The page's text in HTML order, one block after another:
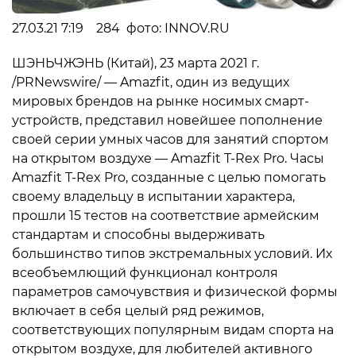
27.03.21 7:19 284 фото: INNOV.RU
ШЭНЬЧЖЭНЬ (Китай), 23 марта 2021 г.
/PRNewswire/ — Amazfit, один из ведущих
мировых брендов на рынке носимых смарт-
устройств, представил новейшее пополнение
своей серии умных часов для занятий спортом
на открытом воздухе — Amazfit T-Rex Pro. Часы
Amazfit T-Rex Pro, созданные с целью помогать
своему владельцу в испытании характера,
прошли 15 тестов на соответствие армейским
стандартам и способны выдерживать
большинство типов экстремальных условий. Их
всеобъемлющий функционал контроля
параметров самочувствия и физической формы
включает в себя целый ряд режимов,
соответствующих популярным видам спорта на
открытом воздухе, для любителей активного